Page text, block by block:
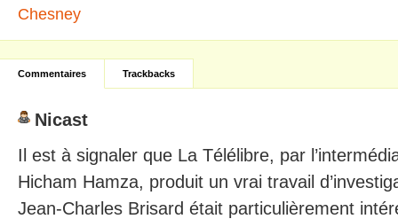
Chesney
Commentaires Trackbacks
Nicast
Il est à signaler que La Télélibre, par
Hicham Hamza, produit un vrai travail
Jean-Charles Brisard était particulièrement